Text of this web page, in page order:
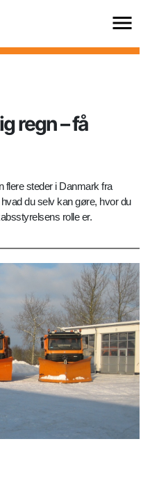
regn – få
flere steder i Danmark fra
du selv kan gøre, hvor du
rolle er.